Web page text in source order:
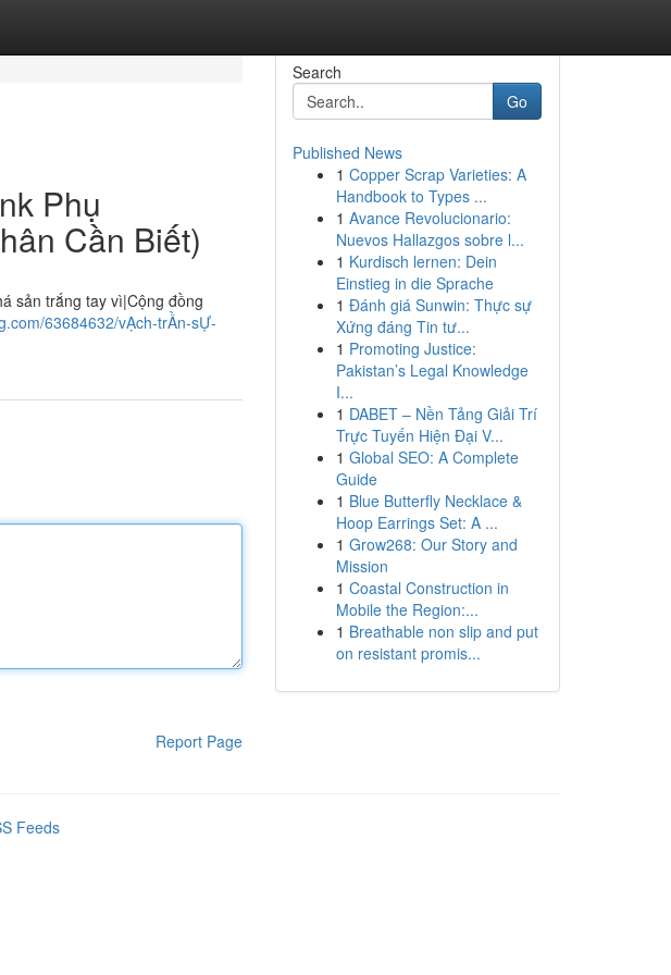
Phụ
Cần Biết)
sản trắng tay vì|Cộng đồng
63684632/vẠch-trẦn-sỰ-
Report Page
Search
Go
Published News
1 Copper Scrap Varieties: A
Handbook to Types ...
1 Avance Revolucionario:
Nuevos Hallazgos sobre l...
1 Kurdisch lernen: Dein
Einstieg in die Sprache
1 Đánh giá Sunwin: Thực sự
Xứng đáng Tin tư...
1 Promoting Justice:
Pakistan’s Legal Knowledge
I...
1 DABET – Nền Tảng Giải Trí
Trực Tuyến Hiện Đại V...
1 Global SEO: A Complete
Guide
1 Blue Butterfly Necklace &
Hoop Earrings Set: A ...
1 Grow268: Our Story and
Mission
1 Coastal Construction in
Mobile the Region:...
1 Breathable non slip and put
on resistant promis...
Feeds